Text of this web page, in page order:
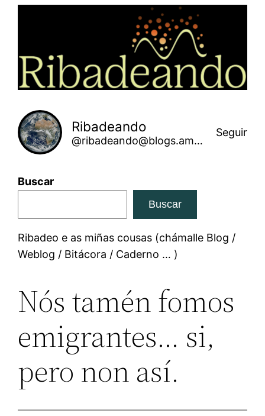
Ribadeando
@ribadeando@blogs.amarinha.gal
Seguir
Buscar
Buscar
Ribadeo e as miñas cousas (chámalle Blog /
Weblog / Bitácora / Caderno … )
Nós tamén fomos
emigrantes… si,
pero non así.